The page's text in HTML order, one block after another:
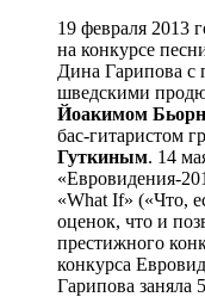
19 февраля 2013
на конкурсе
Дина Гарипова с
шведскими
Йоакимом
бас-гитаристом
Гуткиным. 14
«Евровидения-
«What If» («Что,
оценок, что и
престижного
конкурса
Гарипова заняла